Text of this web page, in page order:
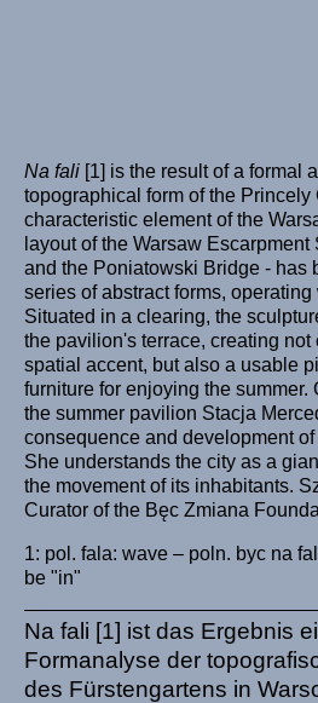
Na fali [1] is the result of a formal
topographical form of the Princely
characteristic element of the
layout of the Warsaw
and the Poniatowski Bridge - has
series of abstract forms,
Situated in a clearing, the
the pavilion's terrace, creating
spatial accent, but also a usable
furniture for enjoying the
the summer pavilion Stacja
consequence and development
She understands the city as a
the movement of its inhabitants.
Curator of the Bęc Zmiana
1: pol. fala: wave – poln. byc na
be "in"
Na fali [1] ist das Ergebnis
Formanalyse der
des Fürstengartens in